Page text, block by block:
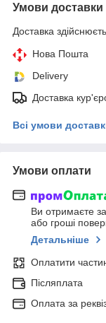
Умови доставки
Доставка
Нова Пошта
Delivery
Доставка
Всі умови
Умови оплати
Ви отримаєте
або гроші
Детальніше
Оплатити
Післяплата
Оплата за